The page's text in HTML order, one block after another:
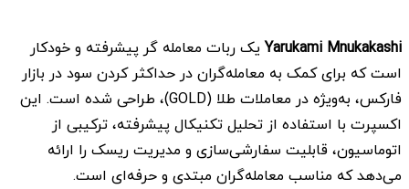
Yarukami Mnukakashiیک ربات معامله گر پیشرفته و خودکار
است که برای کمک به معامله‌گران در حداکثر کردن سود در بازار
فارکس، به‌ویژه در معاملات طلا (GOLD)، طراحی شده است. این
اکسپرت با استفاده از تحلیل تکنیکال پیشرفته، ترکیبی از
اتوماسیون، قابلیت سفارشی‌سازی و مدیریت ریسک را ارائه
می‌دهد که مناسب معامله‌گران مبتدی و حرفه‌ای است.